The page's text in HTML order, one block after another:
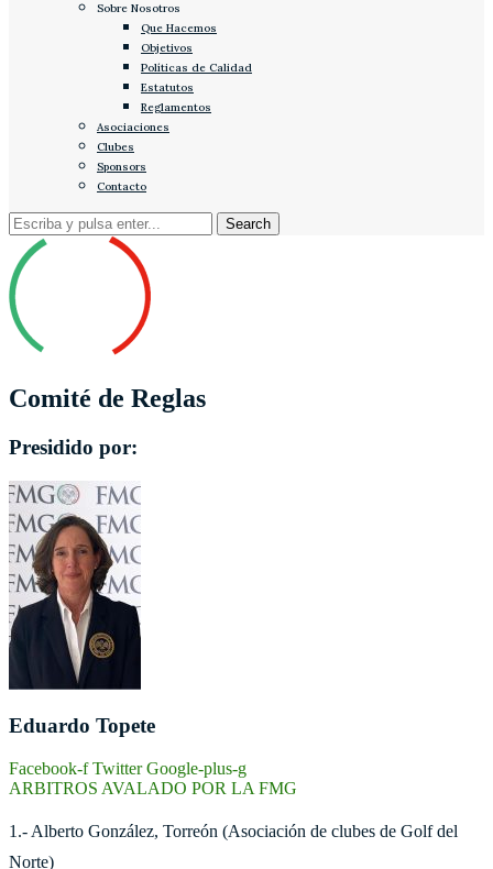
Sobre Nosotros
Que Hacemos
Objetivos
Políticas de Calidad
Estatutos
Reglamentos
Asociaciones
Clubes
Sponsors
Contacto
Comité de Reglas
Presidido por:
Eduardo Topete
Facebook-f Twitter Google-plus-g
ARBITROS AVALADO POR LA FMG
1.- Alberto González, Torreón (Asociación de clubes de Golf del
Norte)